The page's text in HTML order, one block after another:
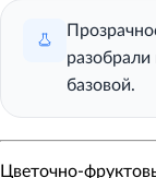
базовой.
Цветочно-